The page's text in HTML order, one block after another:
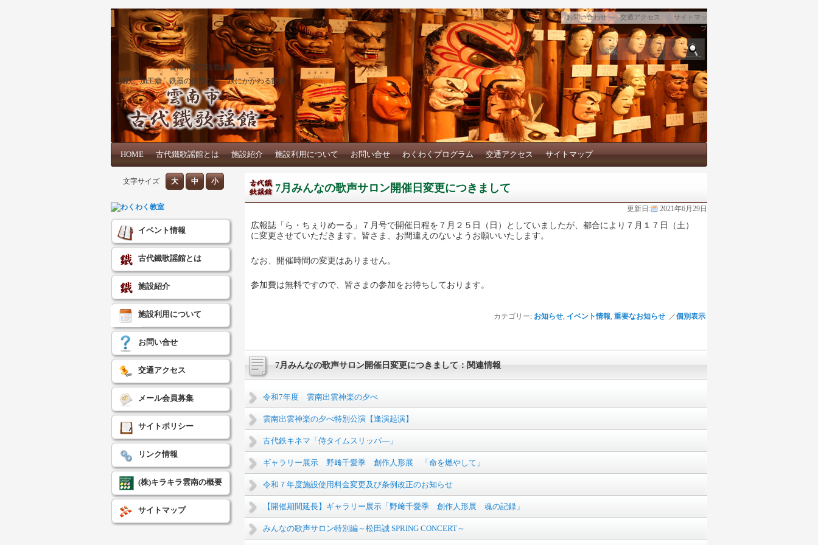
雲南市古代鉄歌謡館
製鉄、加工癖、鉄器の使用など、鉄にかかわる艶謡
お問い合わせ｜交通アクセス
サイトマッ
プ
検索
メインメニュー
メインコンテンツへ移動
サブコンテンツへ移動
HOME 古代鐵歌謡館とは 施設紹介 施設利用について お問い合せ わくわくプログラム 交通アクセス サイトマップ
7月みんなの歌声サロン開催日変更につきまして
更新日: 2021年6月29日
広報誌「ら・ちぇりめーる」７月号で開催日程を７月２５日（日）としていましたが、都合により７月１７日（土）
に変更させていただきます。皆さま、お間違えのないようお願いいたします。
なお、開催時間の変更はありません。
参加費は無料ですので、皆さまの参加をお待ちしております。
カテゴリー: お知らせ イベント情報 重要なお知らせ ／個別表示
7月みんなの歌声サロン開催日変更につきまして：関連情報
令和7年度 雲南出雲神楽の夕べ
雲南出雲神楽の夕べ特別公演【逢演起演】
古代鉄キネマ「侍タイムスリッパ―」
ギャラリー展示 野﨑千愛季 創作人形展 「命を燃やして」
令和７年度施設使用料金変更及び条例改正のお知らせ
【開催期間延長】ギャラリー展示「野﨑千愛季 創作人形展 魂の記録」
みんなの歌声サロン特別編～松田誠 SPRING CONCERT～
文字サイズ 大 中 小
イベント情報
古代鐵歌謡館とは
施設紹介
施設利用について
お問い合せ
交通アクセス
メール会員募集
サイトポリシー
リンク情報
(株)キラキラ雲南の概要
サイトマップ